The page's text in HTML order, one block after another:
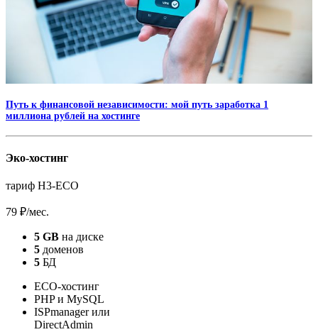
Путь к финансовой независимости: мой путь заработка 1
миллиона рублей на хостинге
Эко-хостинг
тариф H3-ECO
79 ₽/мес.
5 GB на диске
5 доменов
5 БД
ECO-хостинг
PHP и MySQL
ISPmanager или
DirectAdmin